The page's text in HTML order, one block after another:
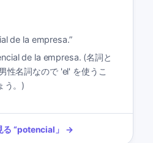
de la empresa.”
de la empresa. (名詞と
性名詞なので 'el' を使うこ
う。)
る “potencial 」 →